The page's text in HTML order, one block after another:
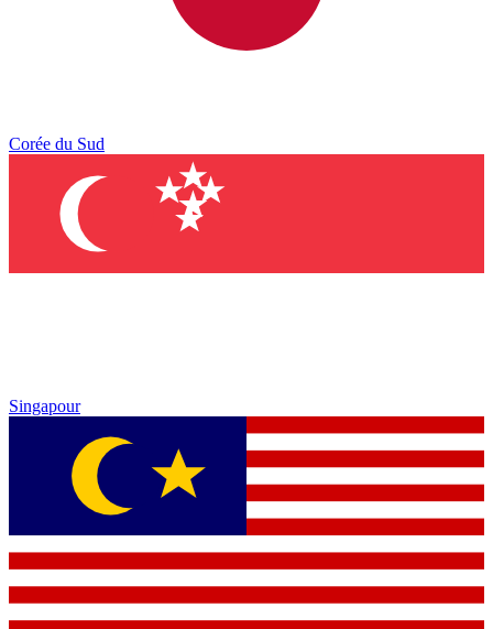
Corée du Sud
Singapour